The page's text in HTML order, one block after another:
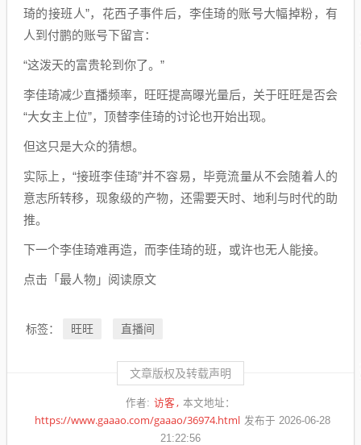
琦的接班人”，花西子事件后，李佳琦的账号大幅掉粉，有
人到付鹏的账号下留言：
“这泼天的富贵轮到你了。”
李佳琦减少直播频率，旺旺提高曝光量后，关于旺旺是否会
“大女主上位”，顶替李佳琦的讨论也开始出现。
但这只是大众的猜想。
实际上，“接班李佳琦”并不容易，毕竟流量从不会随着人的
意志所转移，现象级的产物，还需要天时、地利与时代的助
推。
下一个李佳琦难再造，而李佳琦的班，或许也无人能接。
点击「最人物」阅读原文
标签： 旺旺 直播间
文章版权及转载声明
作者: 访客 本文地址：
https://www.gaaao.com/gaaao/36974.html 发布于 2026-06-28
21:22:56